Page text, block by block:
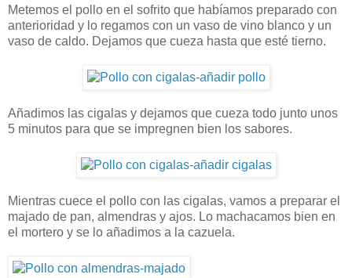
Metemos el pollo en el sofrito que habíamos preparado con
anterioridad y lo regamos con un vaso de vino blanco y un
vaso de caldo. Dejamos que cueza hasta que esté tierno.
Añadimos las cigalas y dejamos que cueza todo junto unos
5 minutos para que se impregnen bien los sabores.
Mientras cuece el pollo con las cigalas, vamos a preparar el
majado de pan, almendras y ajos. Lo machacamos bien en
el mortero y se lo añadimos a la cazuela.